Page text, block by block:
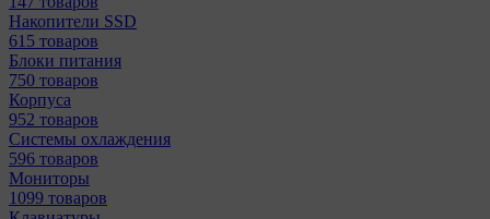
Накопители SSD
615 товаров
Блоки питания
750 товаров
Корпуса
952 товаров
Системы охлаждения
596 товаров
Мониторы
1099 товаров